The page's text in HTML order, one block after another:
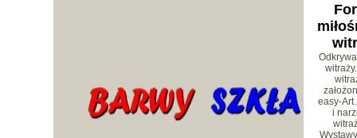
easy-
i